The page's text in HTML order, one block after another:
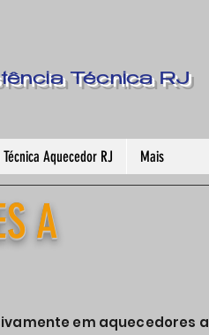
Técnica RJ
Aquecedor RJ Mais
A
em aquecedores a